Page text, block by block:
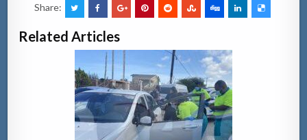
Share:
Related Articles